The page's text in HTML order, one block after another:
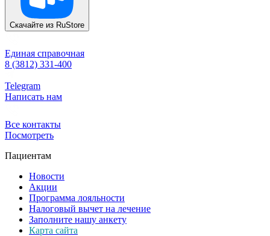
Скачайте из RuStore
Единая справочная
8 (3812) 331-400
Telegram
Написать нам
Все контакты
Посмотреть
Пациентам
Новости
Акции
Программа лояльности
Налоговый вычет на лечение
Заполните нашу анкету
Карта сайта